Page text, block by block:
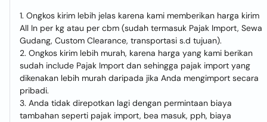
1. Ongkos kirim lebih jelas karena kami memberikan harga kirim
All In per kg atau per cbm (sudah termasuk Pajak Import, Sewa
Gudang, Custom Clearance, transportasi s.d tujuan).
2. Ongkos kirim lebih murah, karena harga yang kami berikan
sudah include Pajak Import dan sehingga pajak import yang
dikenakan lebih murah daripada jika Anda mengimport secara
pribadi.
3. Anda tidak direpotkan lagi dengan permintaan biaya
tambahan seperti pajak import, bea masuk, pph, biaya